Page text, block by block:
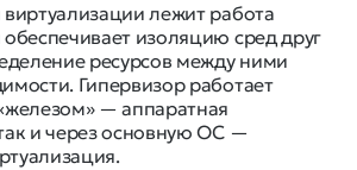
лежит работа
изоляцию сред друг
ресурсов между ними
Гипервизор работает
— аппаратная
и через основную ОС —